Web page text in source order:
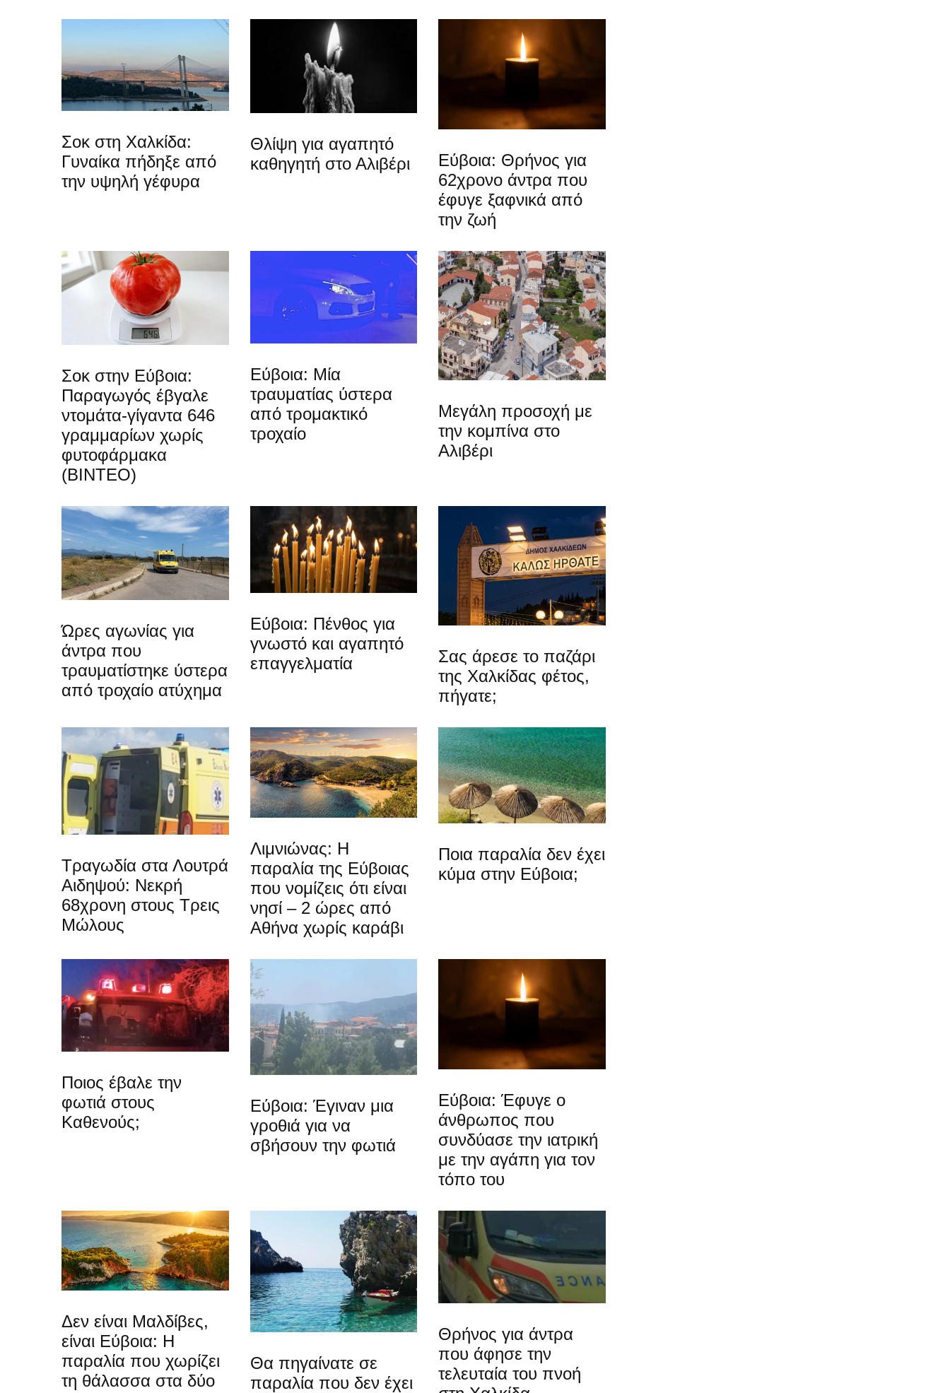
Σοκ στη Χαλκίδα:
Γυναίκα πήδηξε από
την υψηλή γέφυρα
Θλίψη για αγαπητό
καθηγητή στο Αλιβέρι
Εύβοια: Θρήνος για
62χρονο άντρα που
έφυγε ξαφνικά από
την ζωή
Σοκ στην Εύβοια:
Παραγωγός έβγαλε
ντομάτα-γίγαντα 646
γραμμαρίων χωρίς
φυτοφάρμακα
(ΒΙΝΤΕΟ)
Εύβοια: Μία
τραυματίας ύστερα
από τρομακτικό
τροχαίο
Μεγάλη προσοχή με
την κομπίνα στο
Αλιβέρι
Ώρες αγωνίας για
άντρα που
τραυματίστηκε ύστερα
από τροχαίο ατύχημα
Εύβοια: Πένθος για
γνωστό και αγαπητό
επαγγελματία
Σας άρεσε το παζάρι
της Χαλκίδας φέτος,
πήγατε;
Τραγωδία στα Λουτρά
Αιδηψού: Νεκρή
68χρονη στους Τρεις
Μώλους
Λιμνιώνας: Η
παραλία της Εύβοιας
που νομίζεις ότι είναι
νησί – 2 ώρες από
Αθήνα χωρίς καράβι
Ποια παραλία δεν έχει
κύμα στην Εύβοια;
Ποιος έβαλε την
φωτιά στους
Καθενούς;
Εύβοια: Έγιναν μια
γροθιά για να
σβήσουν την φωτιά
Εύβοια: Έφυγε ο
άνθρωπος που
συνδύασε την ιατρική
με την αγάπη για τον
τόπο του
Δεν είναι Μαλδίβες,
είναι Εύβοια: Η
παραλία που χωρίζει
τη θάλασσα στα δύο
Θα πηγαίνατε σε
παραλία που δεν έχει
Θρήνος για άντρα
που άφησε την
τελευταία του πνοή